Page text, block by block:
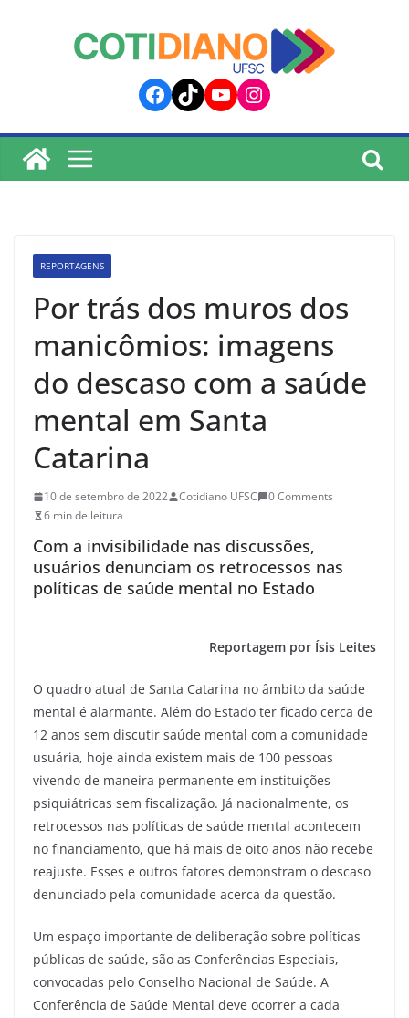
Facebook
TikTokYouTube
Instagram
REPORTAGENS
Por trás dos muros dos
manicômios: imagens
do descaso com a saúde
mental em Santa
Catarina
10 de setembro de 2022 Cotidiano UFSC
0 Comments
6 min de leitura
Com a invisibilidade nas discussões,
usuários denunciam os retrocessos nas
políticas de saúde mental no Estado
Reportagem por Ísis Leites
O quadro atual de Santa Catarina no âmbito da saúde
mental é alarmante. Além do Estado ter ficado cerca de
12 anos sem discutir saúde mental com a comunidade
usuária, hoje ainda existem mais de 100 pessoas
vivendo de maneira permanente em instituições
psiquiátricas sem fiscalização. Já nacionalmente, os
retrocessos nas políticas de saúde mental acontecem
no financiamento, que há mais de oito anos não recebe
reajuste. Esses e outros fatores demonstram o descaso
denunciado pela comunidade acerca da questão.
Um espaço importante de deliberação sobre políticas
públicas de saúde, são as Conferências Especiais,
convocadas pelo Conselho Nacional de Saúde. A
Conferência de Saúde Mental deve ocorrer a cada